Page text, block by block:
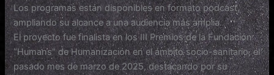
Los programas están disponibles en formato podcast,
ampliando su alcance a una audiencia más amplia.
El proyecto fue finalista en los III Premios de la Fundación
“Humans” de Humanización en el ámbito socio-sanitario, el
pasado mes de marzo de 2025, destacando por su